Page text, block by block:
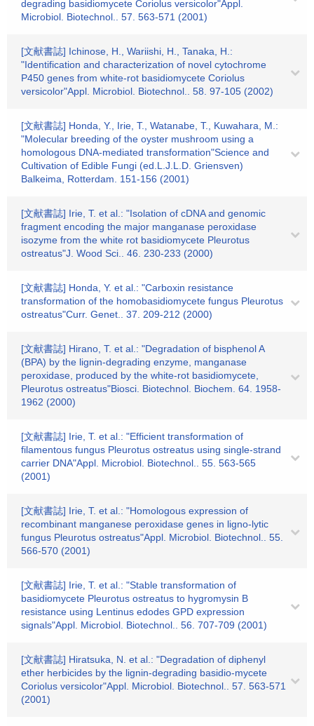
degrading basidiomycete Coriolus versicolor"Appl.
Microbiol. Biotechnol.. 57. 563-571 (2001)
[文献書誌] Ichinose, H., Wariishi, H., Tanaka, H.:
"Identification and characterization of novel cytochrome
P450 genes from white-rot basidiomycete Coriolus
versicolor"Appl. Microbiol. Biotechnol.. 58. 97-105 (2002)
[文献書誌] Honda, Y., Irie, T., Watanabe, T., Kuwahara, M.:
"Molecular breeding of the oyster mushroom using a
homologous DNA-mediated transformation"Science and
Cultivation of Edible Fungi (ed.L.J.L.D. Griensven)
Balkeima, Rotterdam. 151-156 (2001)
[文献書誌] Irie, T. et al.: "Isolation of cDNA and genomic
fragment encoding the major manganase peroxidase
isozyme from the white rot basidiomycete Pleurotus
ostreatus"J. Wood Sci.. 46. 230-233 (2000)
[文献書誌] Honda, Y. et al.: "Carboxin resistance
transformation of the homobasidiomycete fungus Pleurotus
ostreatus"Curr. Genet.. 37. 209-212 (2000)
[文献書誌] Hirano, T. et al.: "Degradation of bisphenol A
(BPA) by the lignin-degrading enzyme, manganase
peroxidase, produced by the white-rot basidiomycete,
Pleurotus ostreatus"Biosci. Biotechnol. Biochem. 64. 1958-
1962 (2000)
[文献書誌] Irie, T. et al.: "Efficient transformation of
filamentous fungus Pleurotus ostreatus using single-strand
carrier DNA"Appl. Microbiol. Biotechnol.. 55. 563-565
(2001)
[文献書誌] Irie, T. et al.: "Homologous expression of
recombinant manganese peroxidase genes in ligno-lytic
fungus Pleurotus ostreatus"Appl. Microbiol. Biotechnol.. 55.
566-570 (2001)
[文献書誌] Irie, T. et al.: "Stable transformation of
basidiomycete Pleurotus ostreatus to hygromysin B
resistance using Lentinus edodes GPD expression
signals"Appl. Microbiol. Biotechnol.. 56. 707-709 (2001)
[文献書誌] Hiratsuka, N. et al.: "Degradation of diphenyl
ether herbicides by the lignin-degrading basidio-mycete
Coriolus versicolor"Appl. Microbiol. Biotechnol.. 57. 563-571
(2001)